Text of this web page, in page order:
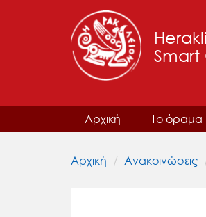
Smart
Αρχική Το όραμα
Αρχική Ανακοινώσεις